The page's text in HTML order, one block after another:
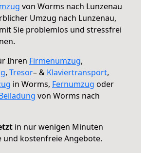
von Worms nach Lunzenau
Umzug nach Lunzenau,
Sie problemlos und stressfrei
Ihren Firmenumzug,
, Tresor– & Klaviertransport,
in Worms, Fernumzug oder
von Worms nach
in nur wenigen Minuten
und kostenfreie Angebote.